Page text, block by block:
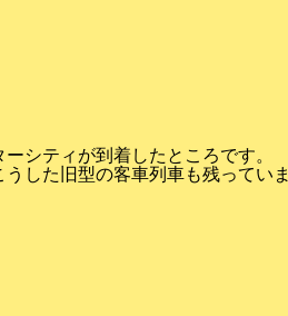
シティが到着したところです。
した旧型の客車列車も残っていま